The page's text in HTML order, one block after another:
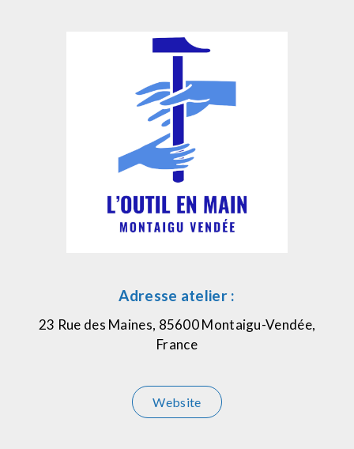
Adresse atelier :
23 Rue des Maines, 85600 Montaigu-Vendée,
France
Website